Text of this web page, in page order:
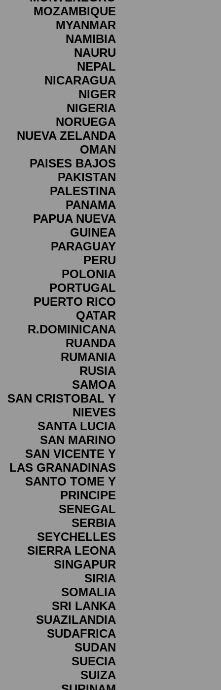
MOZAMBIQUE
MYANMAR
NAMIBIA
NAURU
NEPAL
NICARAGUA
NIGER
NIGERIA
NORUEGA
NUEVA ZELANDA
OMAN
PAISES BAJOS
PAKISTAN
PALESTINA
PANAMA
PAPUA NUEVA
GUINEA
PARAGUAY
PERU
POLONIA
PORTUGAL
PUERTO RICO
QATAR
R.DOMINICANA
RUANDA
RUMANIA
RUSIA
SAMOA
SAN CRISTOBAL Y
NIEVES
SANTA LUCIA
SAN MARINO
SAN VICENTE Y
LAS GRANADINAS
SANTO TOME Y
PRINCIPE
SENEGAL
SERBIA
SEYCHELLES
SIERRA LEONA
SINGAPUR
SIRIA
SOMALIA
SRI LANKA
SUAZILANDIA
SUDAFRICA
SUDAN
SUECIA
SUIZA